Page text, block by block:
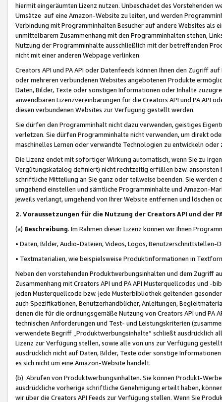
hiermit eingeräumten Lizenz nutzen. Unbeschadet des Vorstehenden
Umsätze auf eine Amazon-Website zu leiten, und werden
Verbindung mit Programminhalten Besucher auf andere Websites als
unmittelbarem Zusammenhang mit den Programminhalten stehen,
Nutzung der Programminhalte ausschließlich mit der betreffenden
nicht mit einer anderen Webpage verlinken.
Creators API und PA API oder Datenfeeds können Ihnen den Zugriff
oder mehreren verbundenen Websites angebotenen Produkte
Daten, Bilder, Texte oder sonstigen Informationen oder Inhalte
anwendbaren Lizenzvereinbarungen für die Creators API und PA API
diesen verbundenen Websites zur Verfügung gestellt werden.
Sie dürfen den Programminhalt nicht dazu verwenden, geistiges
verletzen. Sie dürfen Programminhalte nicht verwenden, um direkt
maschinelles Lernen oder verwandte Technologien zu entwickeln
Die Lizenz endet mit sofortiger Wirkung automatisch, wenn Sie zu
Vergütungskatalog definiert) nicht rechtzeitig erfüllen bzw. ansonsten
schriftliche Mitteilung an Sie ganz oder teilweise beenden. Sie werden
umgehend einstellen und sämtliche Programminhalte und Amazon-
jeweils verlangt, umgehend von Ihrer Website entfernen und löschen
2. Voraussetzungen für die Nutzung der Creators API und der
(a) Beschreibung. Im Rahmen dieser Lizenz können wir Ihnen
• Daten, Bilder, Audio-Dateien, Videos, Logos, Benutzerschnittstellen-
• Textmaterialien, wie beispielsweise Produktinformationen in
Neben den vorstehenden Produktwerbungsinhalten und dem Zugriff
Zusammenhang mit Creators API und PA API Musterquellcodes und
jeden Musterquellcode bzw. jede Musterbibliothek geltenden
auch Spezifikationen, Benutzerhandbücher, Anleitungen,
denen die für die ordnungsgemäße Nutzung von Creators API und PA
technischen Anforderungen und Test- und Leistungskriterien
verwendete Begriff „Produktwerbungsinhalte“ schließt ausdrücklich
Lizenz zur Verfügung stellen, sowie alle von uns zur Verfügung
ausdrücklich nicht auf Daten, Bilder, Texte oder sonstige
es sich nicht um eine Amazon-Website handelt.
(b) Abrufen von Produktwerbungsinhalten. Sie können Produkt-
ausdrückliche vorherige schriftliche Genehmigung erteilt haben,
wir über die Creators API Feeds zur Verfügung stellen. Wenn Sie